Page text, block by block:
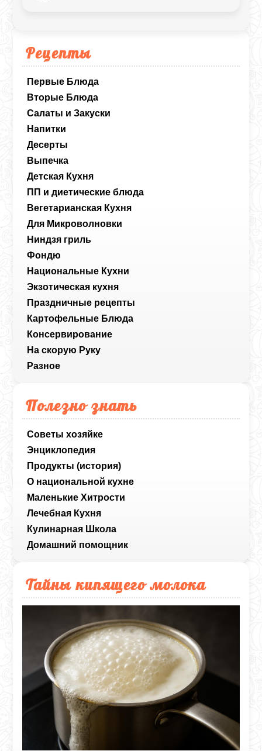
Рецепты
Первые Блюда
Вторые Блюда
Салаты и Закуски
Напитки
Десерты
Выпечка
Детская Кухня
ПП и диетические блюда
Вегетарианская Кухня
Для Микроволновки
Ниндзя гриль
Фондю
Национальные Кухни
Экзотическая кухня
Праздничные рецепты
Картофельные Блюда
Консервирование
На скорую Руку
Разное
Полезно знать
Советы хозяйке
Энциклопедия
Продукты (история)
О национальной кухне
Маленькие Хитрости
Лечебная Кухня
Кулинарная Школа
Домашний помощник
Тайны кипящего молока